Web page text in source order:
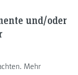
und/oder
Mehr